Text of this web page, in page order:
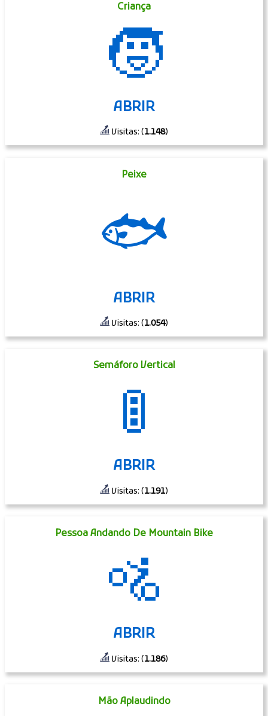
Criança
🧒
ABRIR
Visitas: (1.148)
Peixe
🐟
ABRIR
Visitas: (1.054)
Semáforo Vertical
🚦
ABRIR
Visitas: (1.191)
Pessoa Andando De Mountain Bike
🚵
ABRIR
Visitas: (1.186)
Mão Aplaudindo